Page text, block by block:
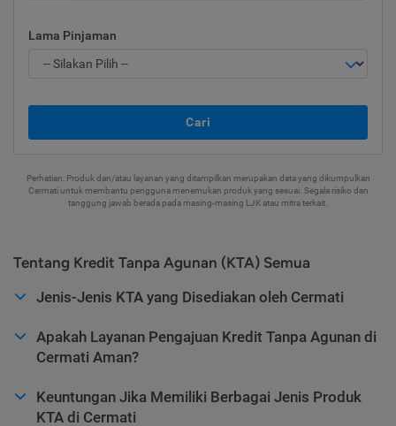
Lama Pinjaman
Cari
Perhatian: Produk dan/atau layanan yang ditampilkan merupakan data yang dikumpulkan
Cermati untuk membantu pengguna menemukan produk yang sesuai. Segala risiko dan
tanggung jawab berada pada masing-masing LJK atau mitra terkait.
Tentang Kredit Tanpa Agunan (KTA) Semua
Jenis-Jenis KTA yang Disediakan oleh Cermati
Apakah Layanan Pengajuan Kredit Tanpa Agunan di
Cermati Aman?
Keuntungan Jika Memiliki Berbagai Jenis Produk
KTA di Cermati